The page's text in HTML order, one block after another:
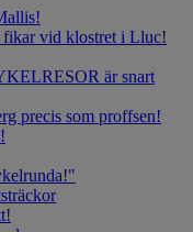
fikar vid klostret i Lluc!
är snart
precis som proffsen!